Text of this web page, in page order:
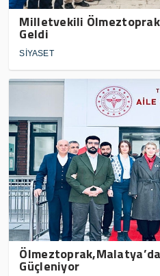
Milletvekili
Geldi
SİYASET
Güçleniyor